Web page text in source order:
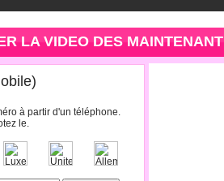
LA VIDEO DES MAINTENANT
à partir d'un téléphone.
le.